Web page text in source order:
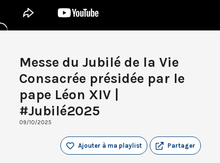
Messe du Jubilé de la Vie
Consacrée présidée par le
pape Léon XIV |
#Jubilé2025
09/10/2025
Partager
Ajouter à ma playlist